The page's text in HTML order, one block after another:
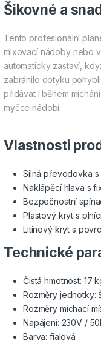
Šikovné a
Tento profesionální
mixovací nádoby nebo
automaticky zastaví,
zabránilo dotyku
přidávat i během
myčce nádobí.
Vlastnosti
Silná převodovka
Naklápěcí hlava s
Bezpečnostní
Plastový kryt s
Litinový kryt s
Technické
Čistá hmotnost: 17
Rozměry jednotky:
Rozměry míchací
Napájení: 230V /
Barva: fialová